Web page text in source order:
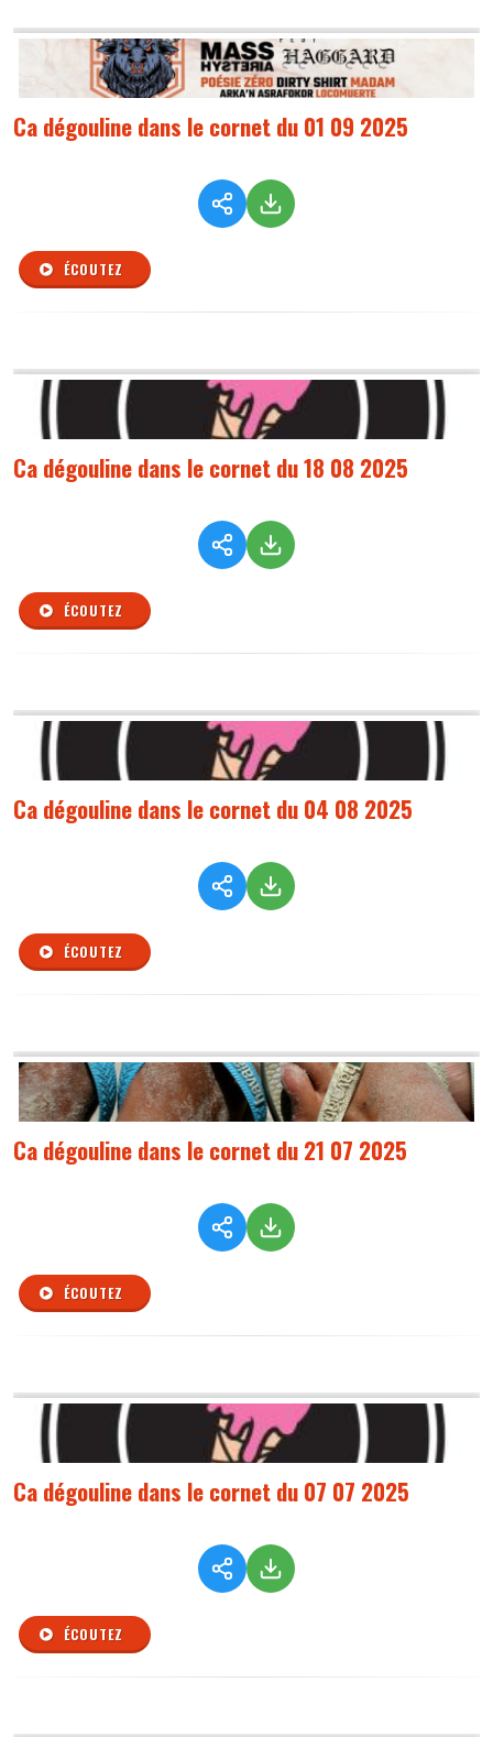
Ca dégouline dans le cornet du 01 09 2025
ÉCOUTEZ
Ca dégouline dans le cornet du 18 08 2025
ÉCOUTEZ
Ca dégouline dans le cornet du 04 08 2025
ÉCOUTEZ
Ca dégouline dans le cornet du 21 07 2025
ÉCOUTEZ
Ca dégouline dans le cornet du 07 07 2025
ÉCOUTEZ